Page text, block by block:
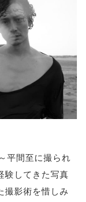
平間至に撮られ
験してきた写真
撮影術を惜しみ